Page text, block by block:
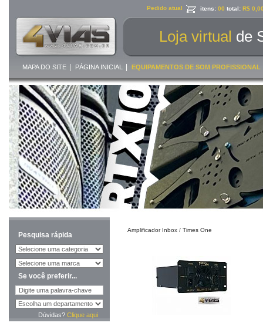
Pedido atual itens: 00 total: R$
Loja virtual de
MAPA DO SITE PÁGINA INICIAL EQUIPAMENTOS DE SOM PROFISSIONAL
Pesquisa rápida
Se você preferir...
Dúvidas? Clique aqui
Amplificador Inbox / Times One